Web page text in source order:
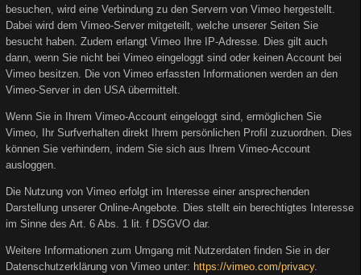
besuchen, wird eine Verbindung zu den Servern von Vimeo hergestellt.
Dabei wird dem Vimeo-Server mitgeteilt, welche unserer Seiten Sie
besucht haben. Zudem erlangt Vimeo Ihre IP-Adresse. Dies gilt auch
dann, wenn Sie nicht bei Vimeo eingeloggt sind oder keinen Account bei
Vimeo besitzen. Die von Vimeo erfassten Informationen werden an den
Vimeo-Server in den USA übermittelt.
Wenn Sie in Ihrem Vimeo-Account eingeloggt sind, ermöglichen Sie
Vimeo, Ihr Surfverhalten direkt Ihrem persönlichen Profil zuzuordnen. Dies
können Sie verhindern, indem Sie sich aus Ihrem Vimeo-Account
ausloggen.
Die Nutzung von Vimeo erfolgt im Interesse einer ansprechenden
Darstellung unserer Online-Angebote. Dies stellt ein berechtigtes Interesse
im Sinne des Art. 6 Abs. 1 lit. f DSGVO dar.
Weitere Informationen zum Umgang mit Nutzerdaten finden Sie in der
Datenschutzerklärung von Vimeo unter: https://vimeo.com/privacy.